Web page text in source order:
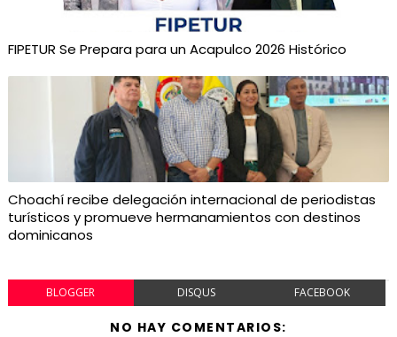
FIPETUR Se Prepara para un Acapulco 2026 Histórico
Choachí recibe delegación internacional de periodistas
turísticos y promueve hermanamientos con destinos
dominicanos
BLOGGER DISQUS FACEBOOK
NO HAY COMENTARIOS: